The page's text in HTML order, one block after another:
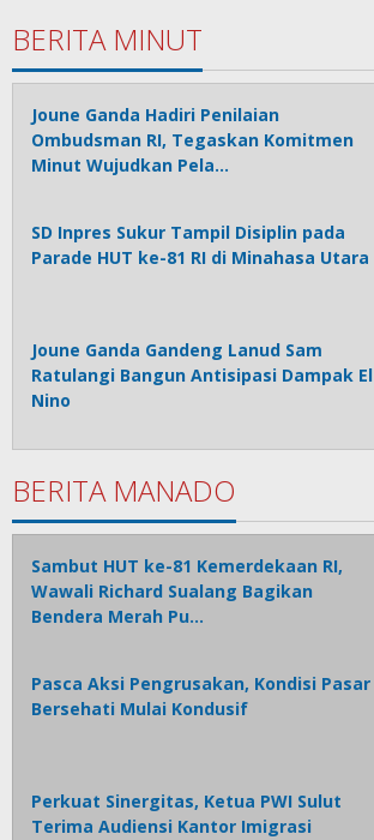
BERITA MINUT
Joune Ganda Hadiri Penilaian
Ombudsman RI, Tegaskan Komitmen
Minut Wujudkan Pela…
SD Inpres Sukur Tampil Disiplin pada
Parade HUT ke-81 RI di Minahasa Utara
Joune Ganda Gandeng Lanud Sam
Ratulangi Bangun Antisipasi Dampak El
Nino
BERITA MANADO
Sambut HUT ke-81 Kemerdekaan RI,
Wawali Richard Sualang Bagikan
Bendera Merah Pu…
Pasca Aksi Pengrusakan, Kondisi Pasar
Bersehati Mulai Kondusif
Perkuat Sinergitas, Ketua PWI Sulut
Terima Audiensi Kantor Imigrasi